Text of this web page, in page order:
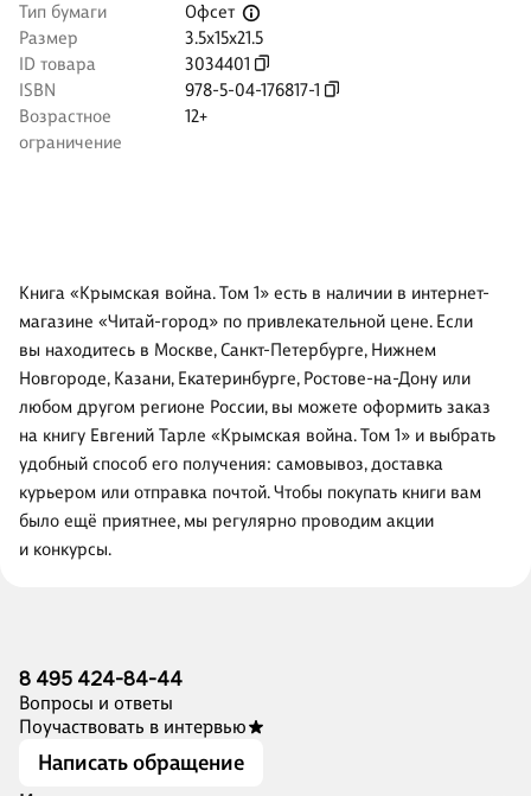
Тип бумаги
Офсет
Размер
3.5x15x21.5
ID товара
3034401
ISBN
978-5-04-176817-1
Возрастное
ограничение
12+
Книга «Крымская война. Том 1» есть в наличии в интернет-
магазине «Читай-город» по привлекательной цене. Если
вы находитесь в Москве, Санкт-Петербурге, Нижнем
Новгороде, Казани, Екатеринбурге, Ростове-на-Дону или
любом другом регионе России, вы можете оформить заказ
на книгу Евгений Тарле «Крымская война. Том 1» и выбрать
удобный способ его получения: самовывоз, доставка
курьером или отправка почтой. Чтобы покупать книги вам
было ещё приятнее, мы регулярно проводим акции
и конкурсы.
8 495 424-84-44
Вопросы и ответы
Поучаствовать в интервью
Написать обращение